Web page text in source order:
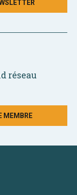
réseau
MEMBRE